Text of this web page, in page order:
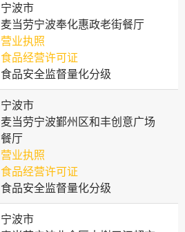
宁波市
麦当劳宁波奉化惠政老街餐厅
营业执照
食品经营许可证
食品安全监督量化分级
宁波市
麦当劳宁波鄞州区和丰创意广场
餐厅
营业执照
食品经营许可证
食品安全监督量化分级
宁波市